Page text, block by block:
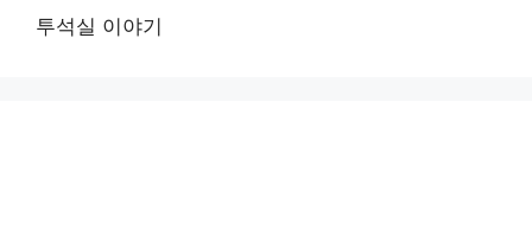
투석실 이야기